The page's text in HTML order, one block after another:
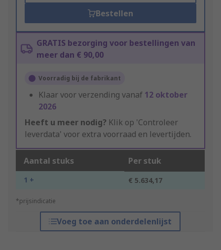
Bestellen
GRATIS bezorging voor bestellingen van
meer dan € 90,00
Voorradig bij de fabrikant
Klaar voor verzending vanaf 12 oktober
2026
Heeft u meer nodig? Klik op 'Controleer
leverdata' voor extra voorraad en levertijden.
Aantal stuks Per stuk
1 + € 5.634,17
*prijsindicatie
Voeg toe aan onderdelenlijst